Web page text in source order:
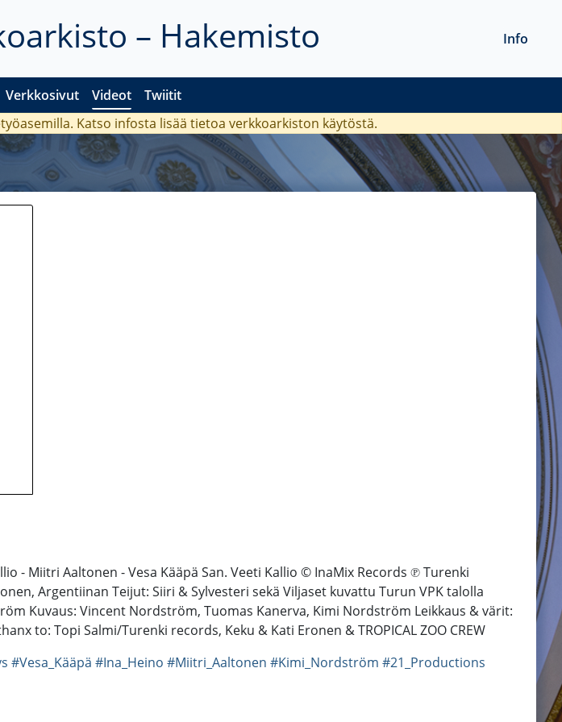
– Hakemisto
Verkkosivut Videot Twiitit
Info
Katso infosta lisää tietoa verkkoarkiston käytöstä.
- Miitri Aaltonen - Vesa Kääpä San. Veeti Kallio © InaMix Records ℗ Turenki
Argentiinan Teijut: Siiri & Sylvesteri sekä Viljaset kuvattu Turun VPK talolla
Kuvaus: Vincent Nordström, Tuomas Kanerva, Kimi Nordström Leikkaus & värit:
to: Topi Salmi/Turenki records, Keku & Kati Eronen & TROPICAL ZOO CREW
#Vesa_Kääpä #Ina_Heino #Miitri_Aaltonen #Kimi_Nordström #21_Productions